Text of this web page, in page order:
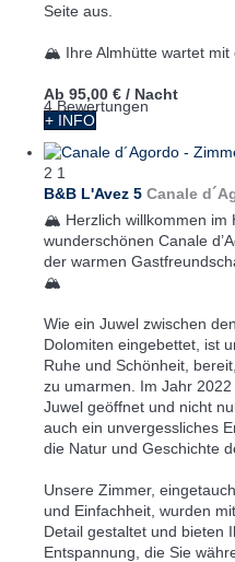
Seite aus.
🏔️ Ihre Almhütte wartet
4 Bewertungen
Ab 95,00 € / Nacht
+ INFO
2 1
B&B L'Avez 5 Canale
🏔️ Herzlich willkommen im
wunderschönen Canale
der warmen
🏔️
Wie ein Juwel zwischen
Dolomiten eingebettet, ist
Ruhe und Schönheit,
zu umarmen. Im Jahr
Juwel geöffnet und nicht
auch ein unvergessliches
die Natur und Geschichte
Unsere Zimmer,
und Einfachheit, wurden
Detail gestaltet und bieten
Entspannung, die Sie